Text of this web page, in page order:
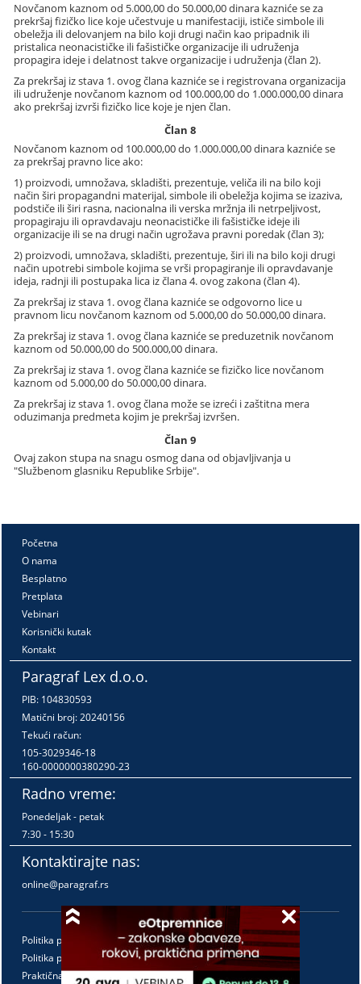
Novčanom kaznom od 5.000,00 do 50.000,00 dinara kazniće se za
prekršaj fizičko lice koje učestvuje u manifestaciji, ističe simbole ili
obeležja ili delovanjem na bilo koji drugi način kao pripadnik ili
pristalica neonacističke ili fašističke organizacije ili udruženja
propagira ideje i delatnost takve organizacije i udruženja (član 2).
Za prekršaj iz stava 1. ovog člana kazniće se i registrovana organizacija
ili udruženje novčanom kaznom od 100.000,00 do 1.000.000,00 dinara
ako prekršaj izvrši fizičko lice koje je njen član.
Član 8
Novčanom kaznom od 100.000,00 do 1.000.000,00 dinara kazniće se
za prekršaj pravno lice ako:
1) proizvodi, umnožava, skladišti, prezentuje, veliča ili na bilo koji
način širi propagandni materijal, simbole ili obeležja kojima se izaziva,
podstiče ili širi rasna, nacionalna ili verska mržnja ili netrpeljivost,
propagiraju ili opravdavaju neonacističke ili fašističke ideje ili
organizacije ili se na drugi način ugrožava pravni poredak (član 3);
2) proizvodi, umnožava, skladišti, prezentuje, širi ili na bilo koji drugi
način upotrebi simbole kojima se vrši propagiranje ili opravdavanje
ideja, radnji ili postupaka lica iz člana 4. ovog zakona (član 4).
Za prekršaj iz stava 1. ovog člana kazniće se odgovorno lice u
pravnom licu novčanom kaznom od 5.000,00 do 50.000,00 dinara.
Za prekršaj iz stava 1. ovog člana kazniće se preduzetnik novčanom
kaznom od 50.000,00 do 500.000,00 dinara.
Za prekršaj iz stava 1. ovog člana kazniće se fizičko lice novčanom
kaznom od 5.000,00 do 50.000,00 dinara.
Za prekršaj iz stava 1. ovog člana može se izreći i zaštitna mera
oduzimanja predmeta kojim je prekršaj izvršen.
Član 9
Ovaj zakon stupa na snagu osmog dana od objavljivanja u
"Službenom glasniku Republike Srbije".
Početna
O nama
Besplatno
Pretplata
Vebinari
Korisnički kutak
Kontakt
Paragraf Lex d.o.o.
PIB: 104830593
Matični broj: 20240156
Tekući račun:
105-3029346-18
160-0000000380290-23
Radno vreme:
Ponedeljak - petak
7:30 - 15:30
Kontaktirajte nas:
online@paragraf.rs
Politika privatnosti
Politika pružanja usluga
Praktična pravila pružanja usluga